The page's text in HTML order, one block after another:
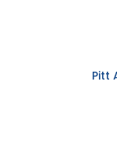
Pitt Art pen Faber